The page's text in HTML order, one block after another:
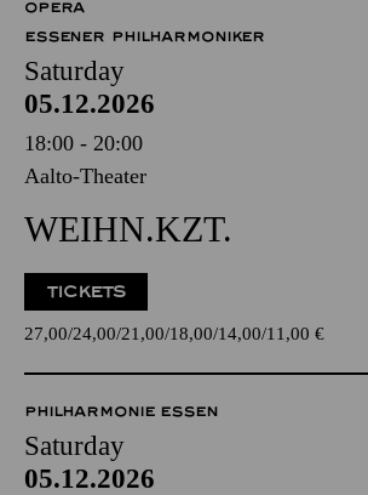
OPERA
ESSENER PHILHARMONIKER
Saturday
05.12.2026
18:00 - 20:00
Aalto-Theater
WEIHN.KZT.
TICKETS
27,00 24,00 21,00 18,00 14,00 11,00 €
PHILHARMONIE ESSEN
Saturday
05.12.2026